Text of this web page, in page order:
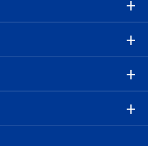
なしガイド
ブ）